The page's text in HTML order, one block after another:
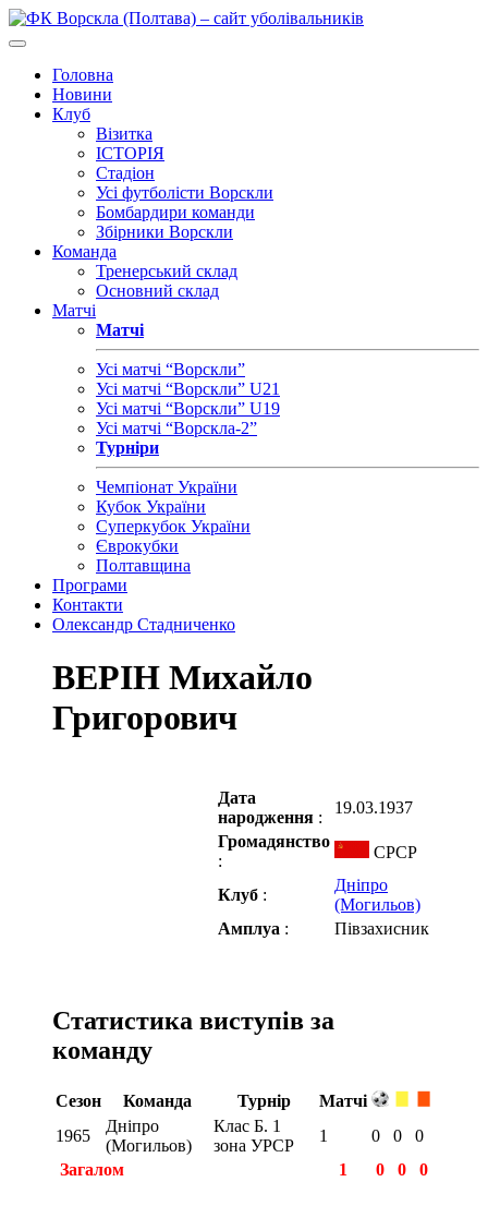
Головна
Новини
Клуб
Візитка
ІСТОРІЯ
Стадіон
Усі футболісти Ворскли
Бомбардири команди
Збірники Ворскли
Команда
Тренерський склад
Основний склад
Матчі
Матчі
Усі матчі “Ворскли”
Усі матчі “Ворскли” U21
Усі матчі “Ворскли” U19
Усі матчі “Ворскла-2”
Турніри
Чемпіонат України
Кубок України
Суперкубок України
Єврокубки
Полтавщина
Програми
Контакти
Олександр Стадниченко
ВЕРІН Михайло
Григорович
Дата
народження :
19.03.1937
Громадянство
:
СРСР
Клуб :
Дніпро
(Могильов)
Амплуа : Півзахисник
Статистика виступів за
команду
Сезон Команда Турнір
Матчі
1965
Дніпро
(Могильов)
Клас Б. 1
зона УРСР
1 0 0
0
Загалом
1 0 0 0